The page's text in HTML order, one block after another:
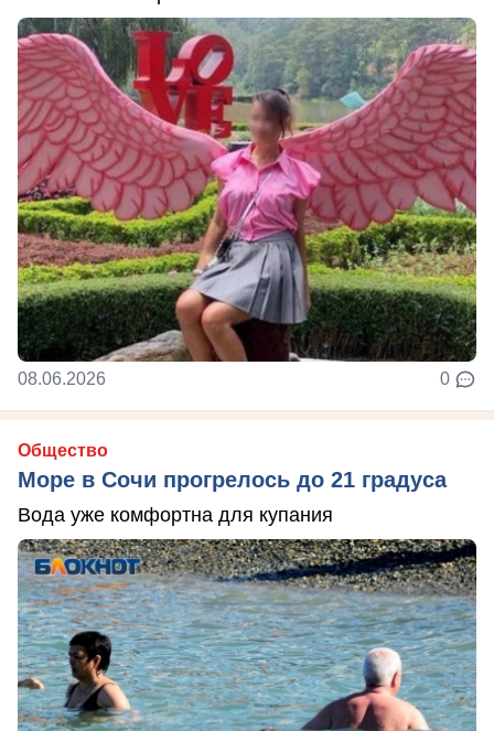
08.06.2026 0
Общество
Море в Сочи прогрелось до 21 градуса
Вода уже комфортна для купания